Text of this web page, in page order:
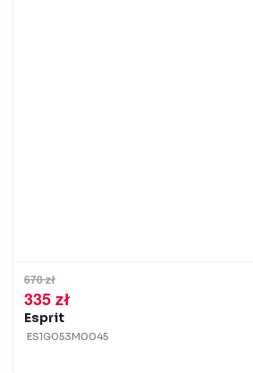
670 zł
335 zł
Esprit
ES1G053M0045